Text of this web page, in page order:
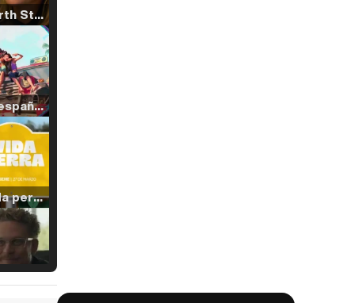
Tráiler 'North Star' (2023)
Tráiler en español de 'La isla olvidada'
Tráiler 'Vida perra' (2026)
Tráiler Oficial en VOSE 'The Audacity'